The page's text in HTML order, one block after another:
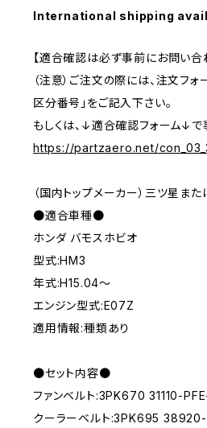
International shipping
【適合確認は必ず事前にお問い合
（注意）ご注文の際には、注文フォ
区分番号」をご記入下さい。
もしくは、↓適合確認フォーム↓で
https://partzaero.net/
（国内トップメーカー）三ツ星ま
●適合車種●
ホンダ バモスホビオ
型式:HM3
年式:H15.04～
エンジン型式:E07Z
適用情報:種類あり
●セット内容●
ファンベルト:3PK670 31110-
クーラーベルト:3PK695